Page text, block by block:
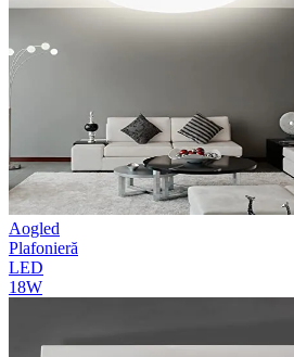
Aogled
Plafonieră
LED
18W